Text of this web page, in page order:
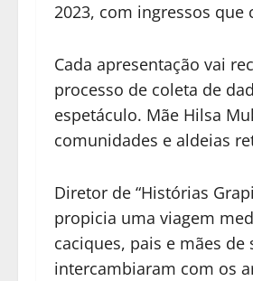
2023, com ingressos que
Cada apresentação vai
processo de coleta de
espetáculo. Mãe Hilsa
comunidades e aldeias
Diretor de “Histórias
propicia uma viagem
caciques, pais e mães
intercambiaram com os